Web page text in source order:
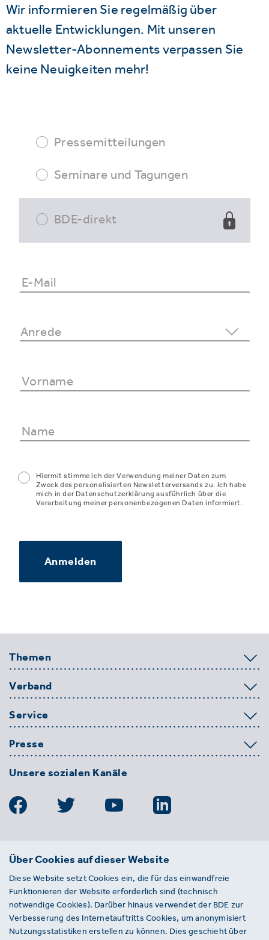
Wir informieren Sie regelmäßig über
aktuelle Entwicklungen. Mit unseren
Newsletter-Abonnements verpassen Sie
keine Neuigkeiten mehr!
Pressemitteilungen
Seminare und Tagungen
BDE-direkt
Hiermit stimme ich der Verwendung meiner Daten zum
Zweck des personalisierten Newsletterversands zu. Ich habe
mich in der Datenschutzerklärung ausführlich über die
Verarbeitung meiner personenbezogenen Daten informiert.
Anmelden
Themen
Verband
Service
Presse
Unsere sozialen Kanäle
BDE
Entsorgungs-, Wasser- und
Kreislaufwirtschaft e. V.
Von-der-Heydt-Straße 2
D 10785 Berlin
Über Cookies auf dieser Website
Diese Website setzt Cookies ein, die für das einwandfreie
Funktionieren der Website erforderlich sind (technisch
notwendige Cookies). Darüber hinaus verwendet der BDE zur
Verbesserung des Internetauftritts Cookies, um anonymisiert
Nutzungsstatistiken erstellen zu können. Dies geschieht über